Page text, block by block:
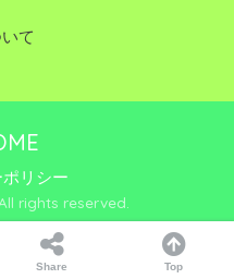
て
リシー
rights reserved.
Share Top